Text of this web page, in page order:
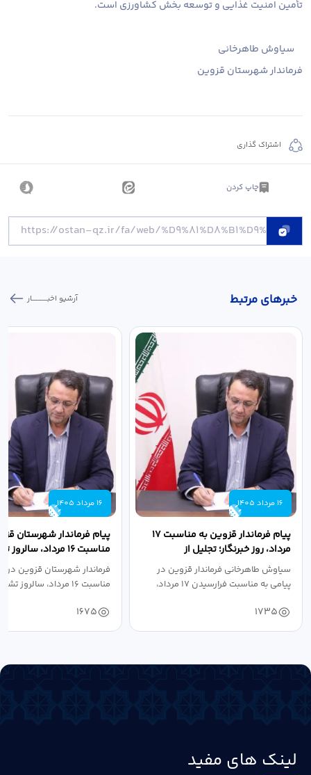
تأمین امنیت غذایی و توسعه بخش کشاورزی است.
سیاوش طاهرخانی
فرماندار شهرستان قزوین
اشتراک گذاری
چاپ کردن
خبر‌های مرتبط آرشیو اخبـــــــــــار
16 مرداد 1405
پیام فرماندار قزوین به مناسبت ۱۷
مرداد، روز خبرنگار؛ تجلیل از
طلایه‌داران...
سیاوش طاهرخانی فرماندار قزوین در
پیامی به مناسبت فرارسیدن ۱۷ مرداد،
1735
16 مرداد 1405
پیام فرماندار شهرستان
مناسبت ۱۶ مرداد،
جهاد دانشگاهی
فرماندار شهرستان قزوین در
مناسبت ۱۶ مرداد، سالروز تشکیل جهاد...
1675
لینک های مفید